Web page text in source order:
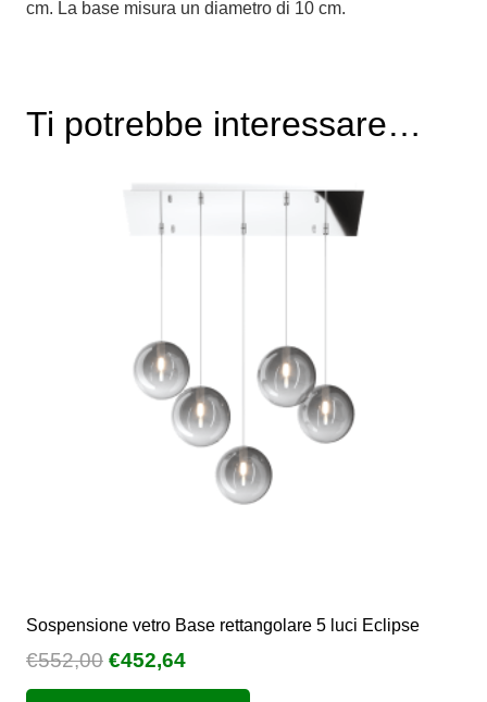
cm. La base misura un diametro di 10 cm.
Ti potrebbe interessare…
Sospensione vetro Base rettangolare 5 luci Eclipse
€552,00 Il
prezzo
€452,64Il
prezzo